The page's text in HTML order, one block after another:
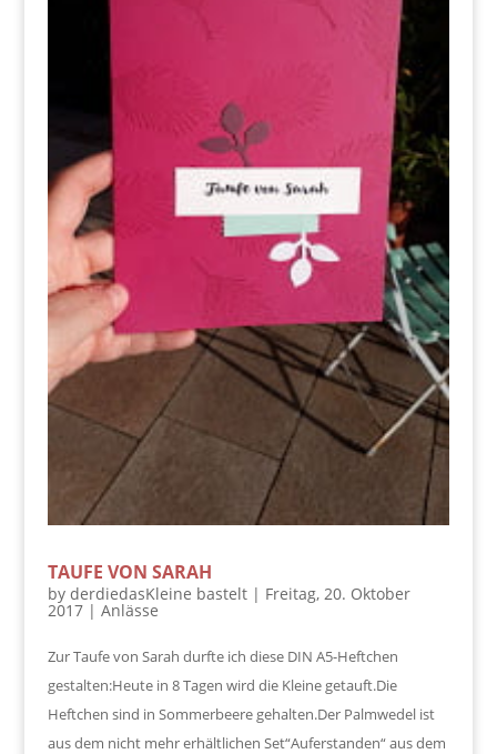
TAUFE VON SARAH
by derdiedasKleine bastelt| Freitag, 20. Oktober
2017| Anlässe
Zur Taufe von Sarah durfte ich diese DIN A5-Heftchen
gestalten:Heute in 8 Tagen wird die Kleine getauft.Die
Heftchen sind in Sommerbeere gehalten.Der Palmwedel ist
aus dem nicht mehr erhältlichen Set“Auferstanden“ aus dem